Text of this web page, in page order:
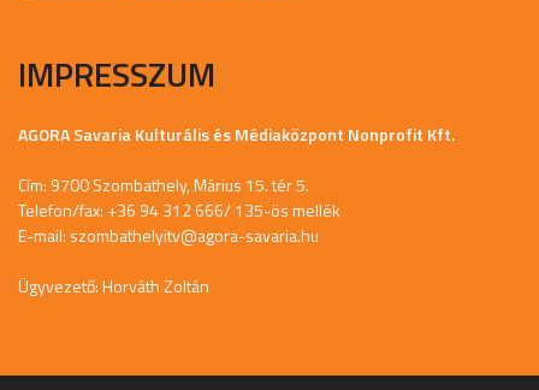
IMPRESSZUM
AGORA Savaria Kulturális és Médiaközpont Nonprofit Kft.
Cím: 9700 Szombathely, Márius 15. tér 5.
Telefon/fax: +36 94 312 666/ 135-ös mellék
E-mail: szombathelyitv@agora-savaria.hu
Ügyvezető: Horváth Zoltán